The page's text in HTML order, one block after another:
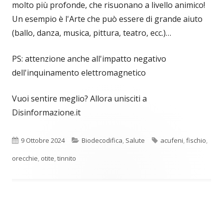
molto più profonde, che risuonano a livello animico!
Un esempio è l'Arte che può essere di grande aiuto
(ballo, danza, musica, pittura, teatro, ecc.)…
PS: attenzione anche all'impatto negativo
dell'inquinamento elettromagnetico
Vuoi sentire meglio? Allora unisciti a
Disinformazione.it
Pubblicato
9 Ottobre 2024 Categorie
Biodecodifica, Salute Tag
acufeni,fischio,
orecchie, otite,tinnito